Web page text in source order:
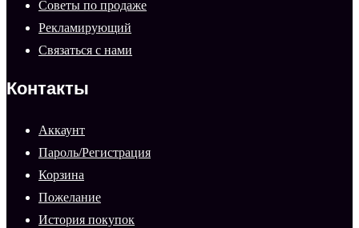
Советы по продаже
Рекламирующий
Связаться с нами
Контакты
Аккаунт
Пароль/Регистрация
Корзина
Пожелание
История покупок